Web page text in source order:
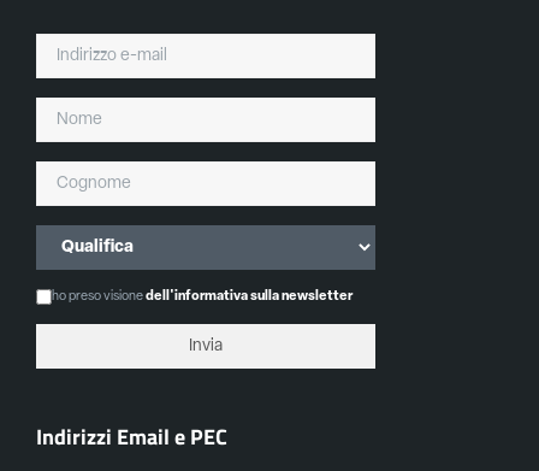
ho preso visionedell'informativa sulla newsletter
Indirizzi Email e PEC